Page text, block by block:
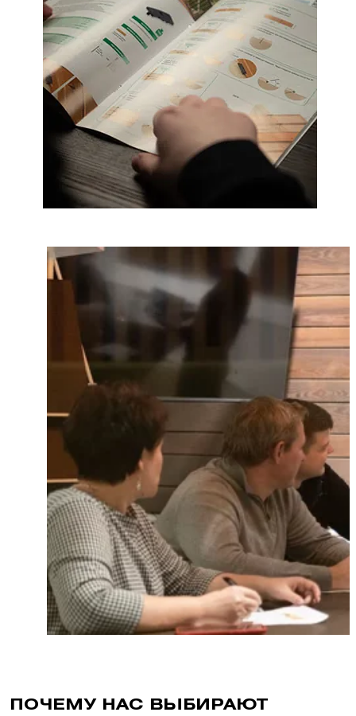
ПОЧЕМУ НАС ВЫБИРАЮТ